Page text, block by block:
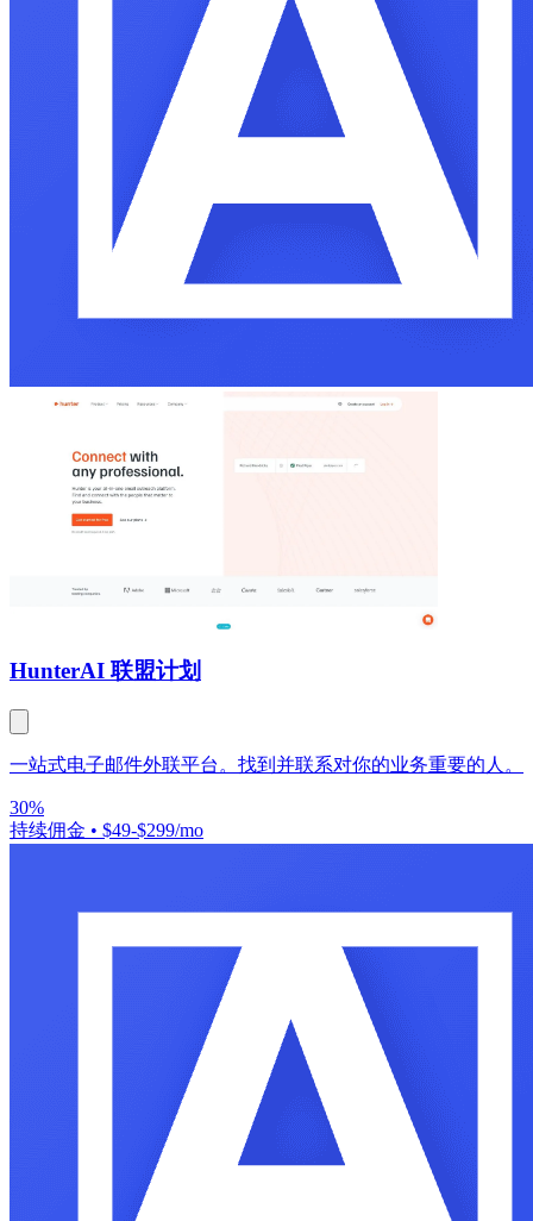
HunterAI 联盟计划
一站式电子邮件外联平台。找到并联系对你的业务重要的人。
30%
持续佣金 • $49-$299/mo